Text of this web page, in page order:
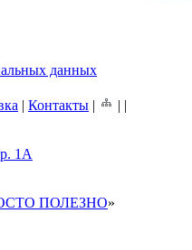
данных
| Контакты | | |
1А
ПОЛЕЗНО»